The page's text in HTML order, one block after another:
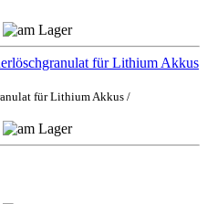
für Lithium Akkus /